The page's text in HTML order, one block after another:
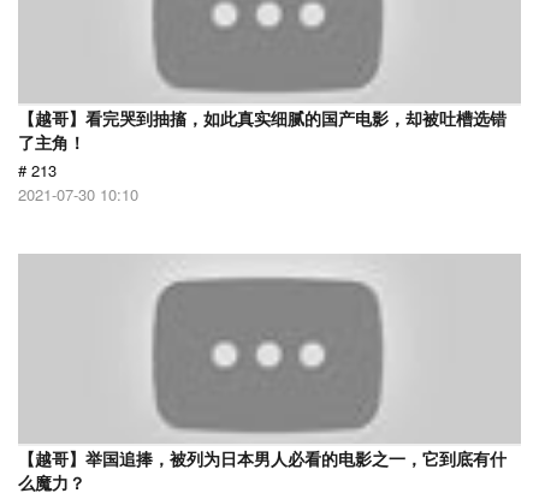
【越哥】看完哭到抽搐，如此真实细腻的国产电影，却被吐槽选错
了主角！
# 213
2021-07-30 10:10
【越哥】举国追捧，被列为日本男人必看的电影之一，它到底有什
么魔力？